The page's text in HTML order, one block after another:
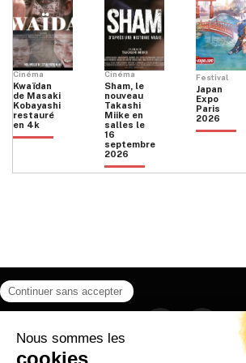
du
produit
Cinéma
Kwaïdan
de Masaki
Kobayashi
restauré
en 4k
Cinéma
Sham, le
nouveau
Takashi
Miike en
salles le
16
septembre
2026
Festival
Japan
Expo
Paris
2026
Instagram